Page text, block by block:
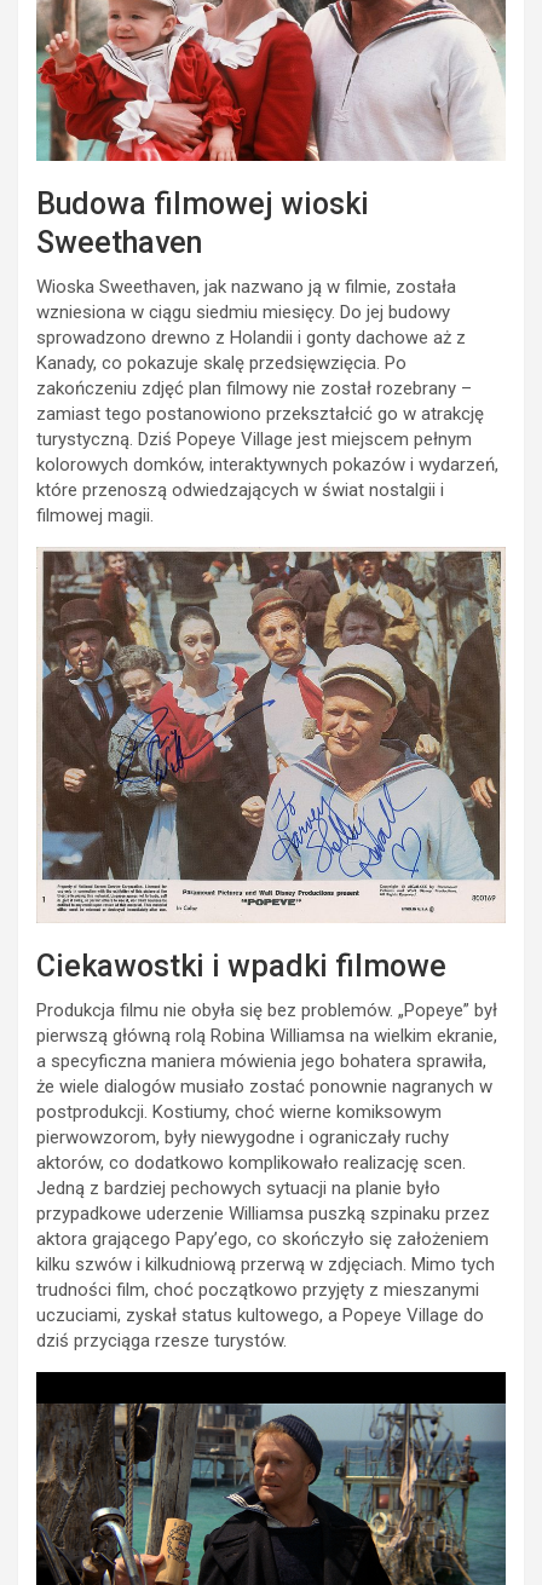
Budowa filmowej wioski
Sweethaven
Wioska Sweethaven, jak nazwano ją w filmie, została
wzniesiona w ciągu siedmiu miesięcy. Do jej budowy
sprowadzono drewno z Holandii i gonty dachowe aż z
Kanady, co pokazuje skalę przedsięwzięcia. Po
zakończeniu zdjęć plan filmowy nie został rozebrany –
zamiast tego postanowiono przekształcić go w atrakcję
turystyczną. Dziś Popeye Village jest miejscem pełnym
kolorowych domków, interaktywnych pokazów i wydarzeń,
które przenoszą odwiedzających w świat nostalgii i
filmowej magii.
Ciekawostki i wpadki filmowe
Produkcja filmu nie obyła się bez problemów. „Popeye” był
pierwszą główną rolą Robina Williamsa na wielkim ekranie,
a specyficzna maniera mówienia jego bohatera sprawiła,
że wiele dialogów musiało zostać ponownie nagranych w
postprodukcji. Kostiumy, choć wierne komiksowym
pierwowzorom, były niewygodne i ograniczały ruchy
aktorów, co dodatkowo komplikowało realizację scen.
Jedną z bardziej pechowych sytuacji na planie było
przypadkowe uderzenie Williamsa puszką szpinaku przez
aktora grającego Papy’ego, co skończyło się założeniem
kilku szwów i kilkudniową przerwą w zdjęciach. Mimo tych
trudności film, choć początkowo przyjęty z mieszanymi
uczuciami, zyskał status kultowego, a Popeye Village do
dziś przyciąga rzesze turystów.